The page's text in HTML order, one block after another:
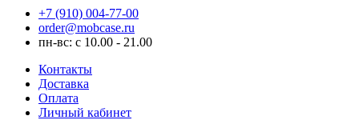
+7 (910) 004-77-00
order@mobcase.ru
пн-вс: с 10.00 - 21.00
Контакты
Доставка
Оплата
Личный кабинет